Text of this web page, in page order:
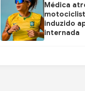
Médica
induzido
internada